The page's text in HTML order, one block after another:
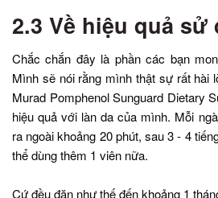
2.3 Về hiệu quả sử
Chắc chắn đây là phần các bạn
Mình sẽ nói rằng mình thật sự rất hài
Murad Pomphenol Sunguard Dietary
hiệu quả với làn da của mình. Mỗi
ra ngoài khoảng 20 phút, sau 3 - 4
thể dùng thêm 1 viên nữa.
Cứ đều đặn như thế đến khoảng 1